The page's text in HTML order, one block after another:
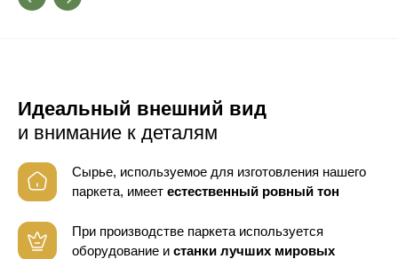
Идеальный внешний вид
и внимание к деталям
Сырье, используемое для изготовления нашего
паркета, имеет естественный ровный тон
При производстве паркета используется
оборудование и станки лучших мировых